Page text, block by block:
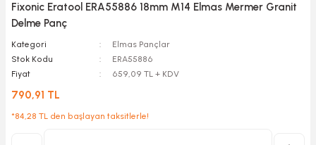
Fixonic Eratool ERA55886 18mm M14 Elmas Mermer Granit
Delme Panç
Kategori
Elmas Pançlar
Stok Kodu
ERA55886
Fiyat
659,09 TL + KDV
790,91 TL
*84,28 TL den başlayan taksitlerle!